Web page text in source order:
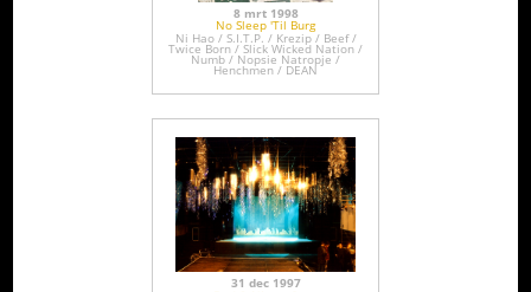
8 mrt 1998
No Sleep 'Til Burg
Ni Hao / S.I.T.P. / Krezip / Beef /
Twice Born / Slick Wicked Nation /
Numb / Nopsie Natropje /
Henchmen / DEAN
31 dec 1997